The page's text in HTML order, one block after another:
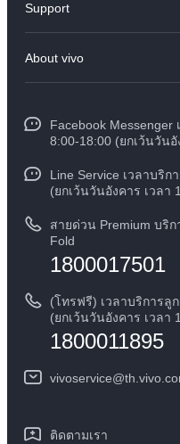
X300
Y31 5G
Support
Funtouch OS
สอบถามเกี่ยวกับราคาอะไหล่
การตรวจยืนยันหมายเลข
คำแนะนำเกี่ยวกับบัตรรับปร
ดาวน์โหลด LUTs สำหรับกา
About vivo
ข้อมูลข่าว
สมัครงานที่ vivo
ข้อกฏหมาย
เกี่ยวกับเรา
ศูนย์ความเป็นส่วนตัวของวีโว่
ความยั่งยืน
Facebook
8:00-18:00 (ยกเว้นวัน
Line Service เวลาบริ
(ยกเว้นวันอังคาร เวลา
สายด่วน Premium บริ
Fold
1800017501
(โทรฟรี) เวลาบริการลู
(ยกเว้นวันอังคาร เวลา
1800011895
ติดตามเรา